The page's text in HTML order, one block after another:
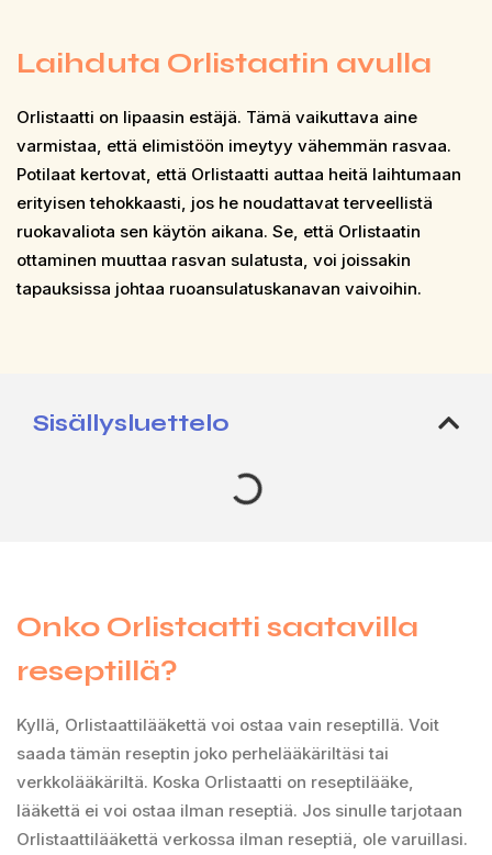
Laihduta Orlistaatin avulla
Orlistaatti on lipaasin estäjä. Tämä vaikuttava aine
varmistaa, että elimistöön imeytyy vähemmän rasvaa.
Potilaat kertovat, että Orlistaatti auttaa heitä laihtumaan
erityisen tehokkaasti, jos he noudattavat terveellistä
ruokavaliota sen käytön aikana. Se, että Orlistaatin
ottaminen muuttaa rasvan sulatusta, voi joissakin
tapauksissa johtaa ruoansulatuskanavan vaivoihin.
Sisällysluettelo
Onko Orlistaatti saatavilla
reseptillä?
Kyllä, Orlistaattilääkettä voi ostaa vain reseptillä. Voit
saada tämän reseptin joko perhelääkäriltäsi tai
verkkolääkäriltä. Koska Orlistaatti on reseptilääke,
lääkettä ei voi ostaa ilman reseptiä. Jos sinulle tarjotaan
Orlistaattilääkettä verkossa ilman reseptiä, ole varuillasi.